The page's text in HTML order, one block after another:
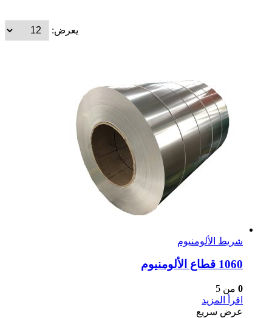
يعرض:
شريط الألومنيوم
1060 قطاع الألومنيوم
0 من 5
اقرأ المزيد
عرض سريع